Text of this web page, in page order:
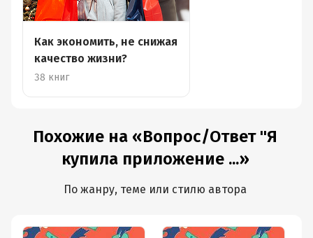
Как экономить, не снижая
качество жизни?
38 книг
Похожие на «Вопрос/Ответ "Я
купила приложение ...»
По жанру, теме или стилю автора